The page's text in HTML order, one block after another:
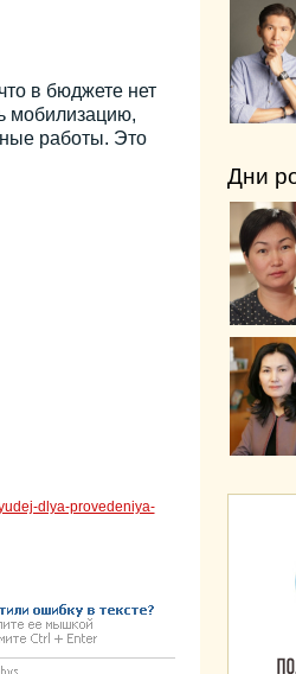
в бюджете нет
мобилизацию,
работы. Это
dlya-provedeniya-
Дни